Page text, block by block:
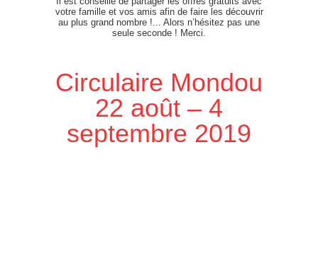
votre famille et vos amis afin de faire les découvrir
au plus grand nombre !... Alors n’hésitez pas une
seule seconde ! Merci.
Circulaire Mondou
22 août – 4
septembre 2019